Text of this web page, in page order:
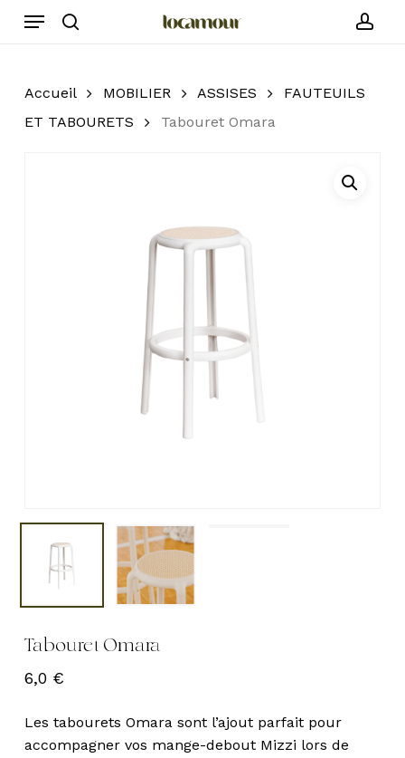
Menu
Accueil MOBILIER ASSISES
FAUTEUILS
ET TABOURETS
Tabouret Omara
Tabouret Omara
6,0 €
Les tabourets Omara sont l’ajout parfait pour
accompagner vos mange-debout Mizzi lors de